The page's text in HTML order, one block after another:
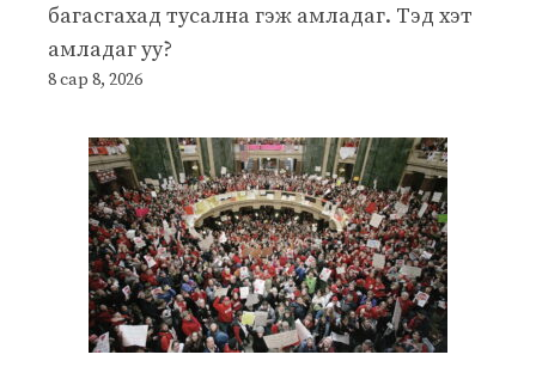
багасгахад тусална гэж амладаг. Тэд хэт
амладаг уу?
8 сар 8, 2026